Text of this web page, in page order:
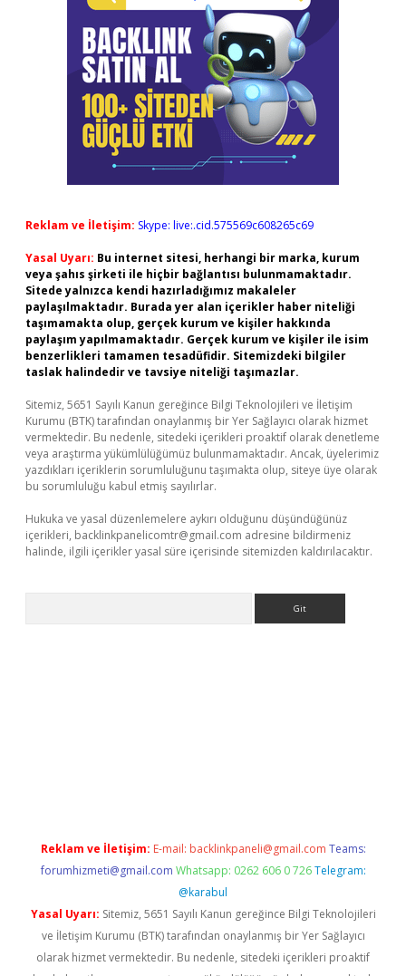
Reklam ve İletişim: Skype: live:.cid.575569c608265c69
Yasal Uyarı: Bu internet sitesi, herhangi bir marka, kurum
veya şahıs şirketi ile hiçbir bağlantısı bulunmamaktadır.
Sitede yalnızca kendi hazırladığımız makaleler
paylaşılmaktadır. Burada yer alan içerikler haber niteliği
taşımamakta olup, gerçek kurum ve kişiler hakkında
paylaşım yapılmamaktadır. Gerçek kurum ve kişiler ile isim
benzerlikleri tamamen tesadüfidir. Sitemizdeki bilgiler
taslak halindedir ve tavsiye niteliği taşımazlar.
Sitemiz, 5651 Sayılı Kanun gereğince Bilgi Teknolojileri ve İletişim
Kurumu (BTK) tarafından onaylanmış bir Yer Sağlayıcı olarak hizmet
vermektedir. Bu nedenle, sitedeki içerikleri proaktif olarak denetleme
veya araştırma yükümlülüğümüz bulunmamaktadır. Ancak, üyelerimiz
yazdıkları içeriklerin sorumluluğunu taşımakta olup, siteye üye olarak
bu sorumluluğu kabul etmiş sayılırlar.
Hukuka ve yasal düzenlemelere aykırı olduğunu düşündüğünüz
içerikleri, backlinkpanelicomtr@gmail.com adresine bildirmeniz
halinde, ilgili içerikler yasal süre içerisinde sitemizden kaldırılacaktır.
Reklam ve İletişim: E-mail: backlinkpaneli@gmail.com Teams:
forumhizmeti@gmail.com Whatsapp: 0262 606 0 726 Telegram:
@karabul
Yasal Uyarı: Sitemiz, 5651 Sayılı Kanun gereğince Bilgi Teknolojileri
ve İletişim Kurumu (BTK) tarafından onaylanmış bir Yer Sağlayıcı
olarak hizmet vermektedir. Bu nedenle, sitedeki içerikleri proaktif